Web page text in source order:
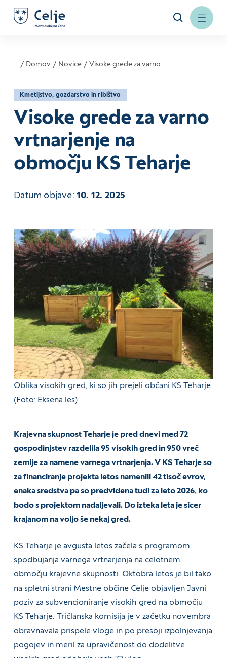
... Domov Novice Visoke grede za varno …
Kmetijstvo, gozdarstvo in ribištvo
Visoke grede za varno
vrtnarjenje na
območju KS Teharje
Datum objave:10. 12. 2025
Oblika visokih gred, ki so jih prejeli občani KS Teharje
(Foto: Eksena les)
Krajevna skupnost Teharje je pred dnevi med 72
gospodinjstev razdelila 95 visokih gred in 950 vreč
zemlje za namene varnega vrtnarjenja. V KS Teharje so
za financiranje projekta letos namenili 42 tisoč evrov,
enaka sredstva pa so predvidena tudi za leto 2026, ko
bodo s projektom nadaljevali. Do izteka leta je sicer
krajanom na voljo še nekaj gred.
KS Teharje je avgusta letos začela s programom
spodbujanja varnega vrtnarjenja na celotnem
območju krajevne skupnosti. Oktobra letos je bil tako
na spletni strani Mestne občine Celje objavljen Javni
poziv za subvencioniranje visokih gred na območju
KS Teharje. Tričlanska komisija je v začetku novembra
obravnavala prispele vloge in po presoji izpolnjevanja
pogojev in meril za upravičenost do dodelitve